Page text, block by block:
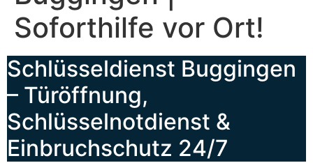
Soforthilfe vor Ort!
Schlüsseldienst Buggingen
– Türöffnung,
Schlüsselnotdienst &
Einbruchschutz 24/7